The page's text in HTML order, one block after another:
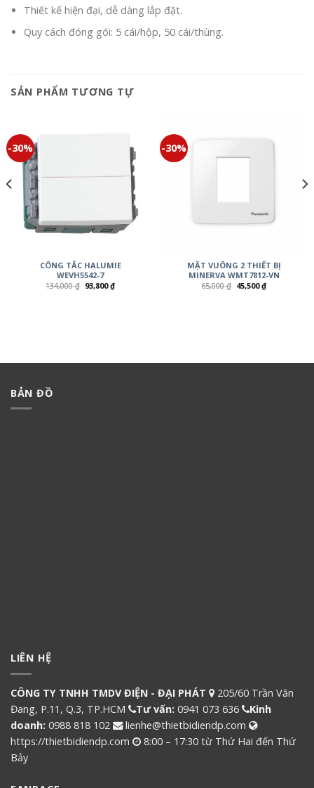
Thiết kế hiện đại, dễ dàng lắp đặt.
Quy cách đóng gói: 5 cái/hộp, 50 cái/thùng.
SẢN PHẨM TƯƠNG TỰ
-30%
CÔNG TẮC HALUMIE
WEVH5542-7
134,000₫ 93,800₫
-30%
MẶT VUÔNG 2 THIẾT BỊ
MINERVA WMT7812-VN
65,000₫ 45,500₫
BẢN ĐỒ
LIÊN HỆ
CÔNG TY TNHH TMDV ĐIỆN - ĐẠI PHÁT
205/60 Trần Văn
Đang, P.11, Q.3, TP.HCM
Tư vấn: 0941 073 636
Kinh
doanh: 0988 818 102
lienhe@thietbidiendp.com
https://thietbidiendp.com
8:00 – 17:30 từ Thứ Hai đến Thứ
Bảy